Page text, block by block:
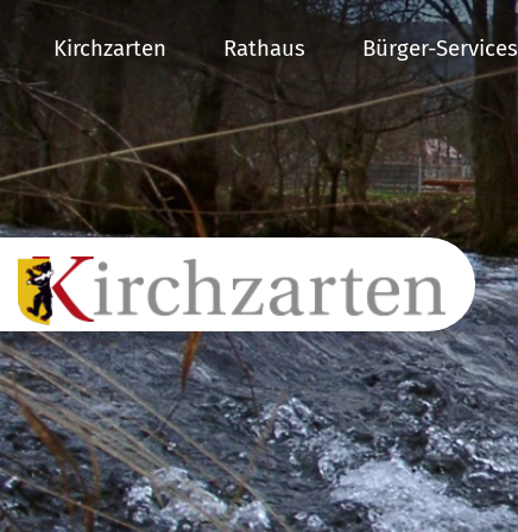
Kirchzarten Rathaus Bürger-Services